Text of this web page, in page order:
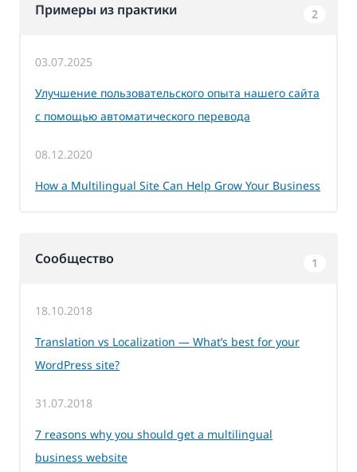
Примеры из практики 2
03.07.2025
Улучшение пользовательского опыта нашего сайта
с помощью автоматического перевода
08.12.2020
How a Multilingual Site Can Help Grow Your Business
Сообщество 1
18.10.2018
Translation vs Localization — What’s best for your
WordPress site?
31.07.2018
7 reasons why you should get a multilingual
business website